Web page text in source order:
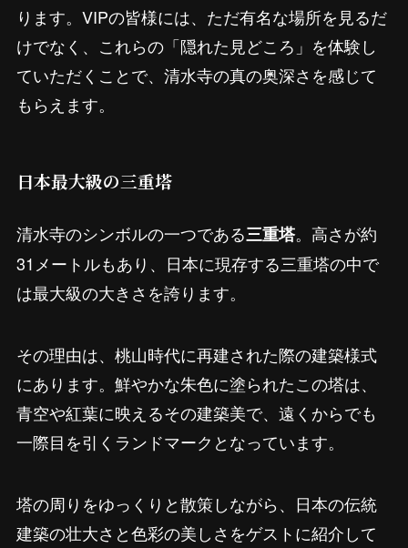
ります。VIPの皆様には、ただ有名な場所を見るだ
けでなく、これらの「隠れた見どころ」を体験し
ていただくことで、清水寺の真の奥深さを感じて
もらえます。
日本最大級の三重塔
清水寺のシンボルの一つである三重塔。高さが約
31メートルもあり、日本に現存する三重塔の中で
は最大級の大きさを誇ります。
その理由は、桃山時代に再建された際の建築様式
にあります。鮮やかな朱色に塗られたこの塔は、
青空や紅葉に映えるその建築美で、遠くからでも
一際目を引くランドマークとなっています。
塔の周りをゆっくりと散策しながら、日本の伝統
建築の壮大さと色彩の美しさをゲストに紹介して